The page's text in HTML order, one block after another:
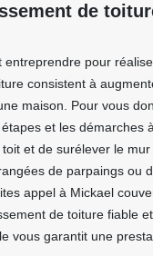
de
entreprendre pour
consistent à
maison. Pour vous
et les démarches
et de surélever le
de parpaings ou
appel à Mickael
de toiture fiable
vous garantit une